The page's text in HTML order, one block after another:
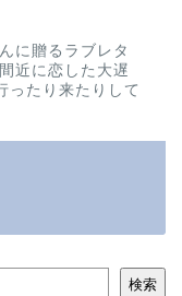
に贈るラブレタ
近に恋した大遅
ったり来たりして
検索